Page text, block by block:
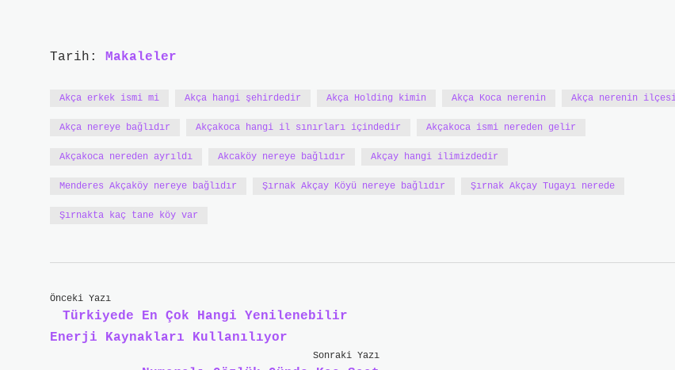
Tarih: Makaleler
Akça erkek ismi mi Akça hangi şehirdedir Akça Holding kimin Akça Koca nerenin Akça nerenin
Akça nereye bağlıdır Akçakoca hangi il sınırları içindedir Akçakoca ismi nereden gelir
Akçakoca nereden ayrıldı Akcaköy nereye bağlıdır Akçay hangi ilimizdedir
Menderes Akçaköy nereye bağlıdır Şırnak Akçay Köyü nereye bağlıdır Şırnak Akçay Tugayı nerede
Şırnakta kaç tane köy var
Önceki Yazı
Türkiyede En Çok Hangi Yenilenebilir
Enerji Kaynakları Kullanılıyor
Sonraki Yazı